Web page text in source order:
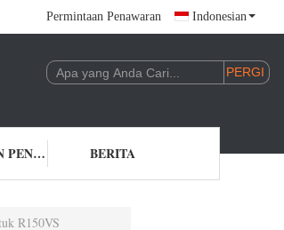
Permintaan Penawaran Indonesian
PERMINTAAN PENAWARAN BERITA
R150VS